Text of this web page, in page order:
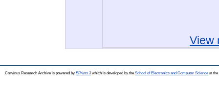
View
Corvinus Research Archive is powered by EPrints 3which is developed by the School of Electronics and Computer Science at